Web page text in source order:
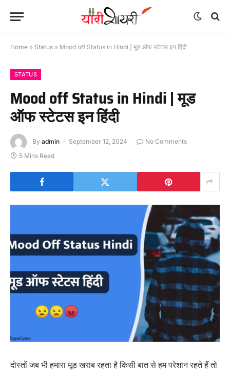
Home » Status » Mood off Status in Hindi | मूड ऑफ स्टेटस इन हिंदी
STATUS
Mood off Status in Hindi | मूड
ऑफ स्टेटस इन हिंदी
By admin September 12, 2024
No Comments
5 Mins Read
दोस्तों जब भी हमारा मूड खराब रहता है किसी बात से हम परेशान रहते हैं तो